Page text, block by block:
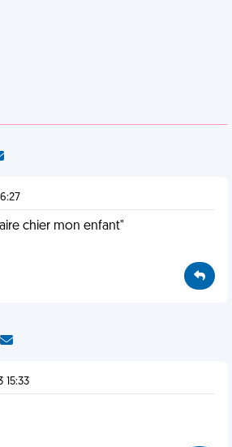
chier mon enfant"